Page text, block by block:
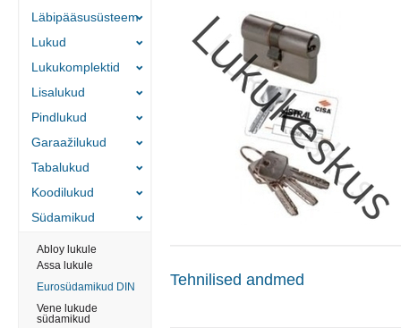
Tehnilised andmed
Läbipääsusüsteem
Lukud
Lukukomplektid
Lisalukud
Pindlukud
Garaažilukud
Tabalukud
Koodilukud
Südamikud
Abloy lukule
Assa lukule
Eurosüdamikud DIN
Vene lukude
südamikud